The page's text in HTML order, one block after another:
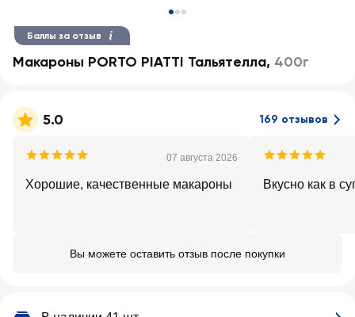
Баллы за отзыв
Макароны PORTO PIATTI Тальятелла, 400г
5.0 169 отзывов
07 августа 2026
Хорошие, качественные макароны Вкусно как в
Вы можете оставить отзыв после покупки